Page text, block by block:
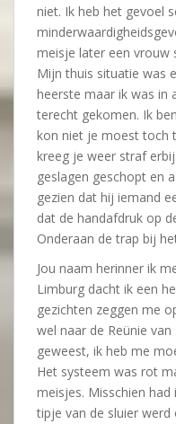
niet. Ik heb het gevoel
meisje later een vrouw
Mijn thuis situatie was
heerste maar ik was in
terecht gekomen. Ik
kon niet je moest toch
kreeg je weer straf
geslagen geschopt en
gezien dat hij iemand
dat de handafdruk op
Onderaan de trap bij
Jou naam herinner ik
Limburg dacht ik een
gezichten zeggen me
wel naar de Reünie
geweest, ik heb me
Het systeem was rot
meisjes. Misschien
tipje van de sluier